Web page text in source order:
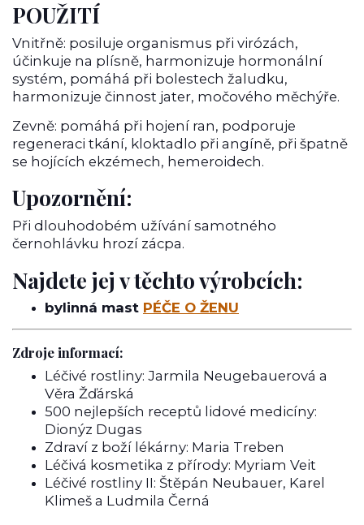
POUŽITÍ
Vnitřně: posiluje organismus při virózách,
účinkuje na plísně, harmonizuje hormonální
systém, pomáhá při bolestech žaludku,
harmonizuje činnost jater, močového měchýře.
Zevně: pomáhá při hojení ran, podporuje
regeneraci tkání, kloktadlo při angíně, při špatně
se hojících ekzémech, hemeroidech.
Upozornění:
Při dlouhodobém užívání samotného
černohlávku hrozí zácpa.
Najdete jej v těchto výrobcích:
bylinná mast PÉČE O ŽENU
Zdroje informací:
Léčivé rostliny: Jarmila Neugebauerová a
Věra Žďárská
500 nejlepších receptů lidové medicíny:
Dionýz Dugas
Zdraví z boží lékárny: Maria Treben
Léčivá kosmetika z přírody: Myriam Veit
Léčivé rostliny II: Štěpán Neubauer, Karel
Klimeš a Ludmila Černá